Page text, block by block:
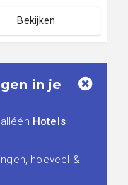
Bekijken
in je
Hotels
hoeveel &